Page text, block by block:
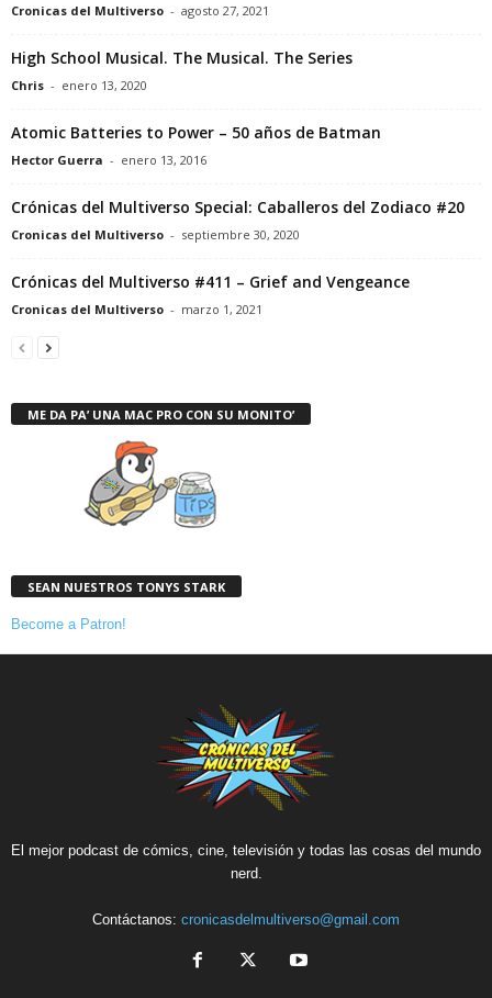
Cronicas del Multiverso - agosto 27, 2021
High School Musical. The Musical. The Series
Chris - enero 13, 2020
Atomic Batteries to Power – 50 años de Batman
Hector Guerra - enero 13, 2016
Crónicas del Multiverso Special: Caballeros del Zodiaco #20
Cronicas del Multiverso - septiembre 30, 2020
Crónicas del Multiverso #411 – Grief and Vengeance
Cronicas del Multiverso - marzo 1, 2021
ME DA PA’ UNA MAC PRO CON SU MONITO’
SEAN NUESTROS TONYS STARK
Become a Patron!
El mejor podcast de cómics, cine, televisión y todas las cosas del mundo
nerd.
Contáctanos: cronicasdelmultiverso@gmail.com